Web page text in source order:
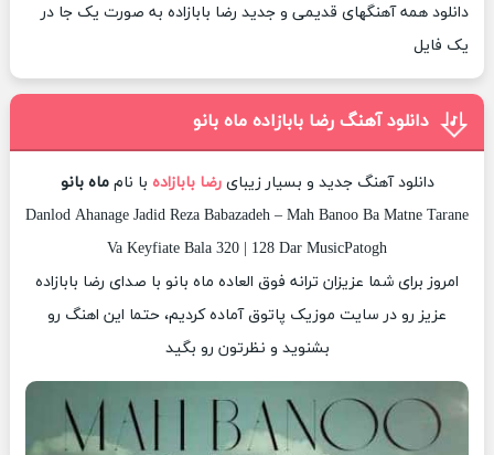
دانلود همه آهنگهای قدیمی و جدید رضا بابازاده به صورت یک جا در
یک فایل
دانلود آهنگ رضا بابازاده ماه بانو
دانلود آهنگ جدید و بسیار زیبایرضا بابازاده با نامماه بانو
Danlod Ahanage Jadid Reza Babazadeh – Mah Banoo Ba Matne Tarane
Va Keyfiate Bala 320 | 128 Dar MusicPatogh
امروز برای شما عزیزان ترانه فوق العاده ماه بانو با صدای رضا بابازاده
عزیز رو در سایت موزیک پاتوق آماده کردیم، حتما این اهنگ رو
بشنوید و نظرتون رو بگید